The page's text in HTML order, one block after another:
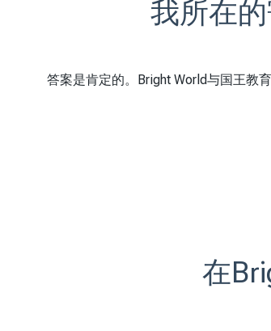
我所在
答案是肯定的。Bright World与国王教
在